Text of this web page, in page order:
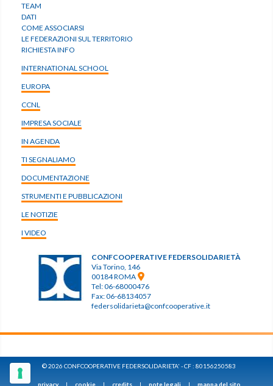
TEAM
DATI
COME ASSOCIARSI
LE FEDERAZIONI SUL TERRITORIO
RICHIESTA INFO
INTERNATIONAL SCHOOL
EUROPA
CCNL
IMPRESA SOCIALE
IN AGENDA
TI SEGNALIAMO
DOCUMENTAZIONE
STRUMENTI E PUBBLICAZIONI
LE NOTIZIE
I VIDEO
CONFCOOPERATIVE FEDERSOLIDARIETÀ
Via Torino, 146
00184 ROMA
Tel: 06-68000476
Fax: 06-68134057
federsolidarieta@confcooperative.it
© 2026 CONFCOOPERATIVE FEDERSOLIDARIETA' - CF : 80156250583
privacy | cookie | credits | note legali | mappa del sito